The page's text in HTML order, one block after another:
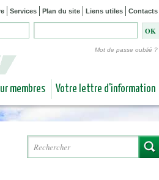
Services Plan du site Liens utiles Contacts
Mot de passe oublié ?
membres Votre lettre d'information
Formulaire de recherche
Rechercher